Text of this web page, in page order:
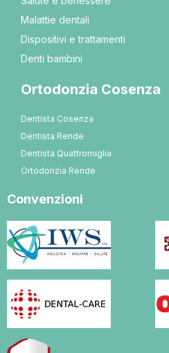
Malattie dentali
Dispositivi e trattamenti
Denti bambini
Ortodonzia Cosenza
Dentista Cosenza
Dentista Rende
Dentista Quattromiglia
Ortodonzia Rende
Convenzioni